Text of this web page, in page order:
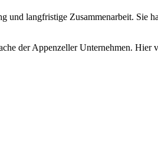
langfristige Zusammenarbeit. Sie
der Appenzeller Unternehmen. Hier